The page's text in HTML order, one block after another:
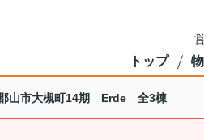
トップ
山市大槻町14期 Erde 全3棟